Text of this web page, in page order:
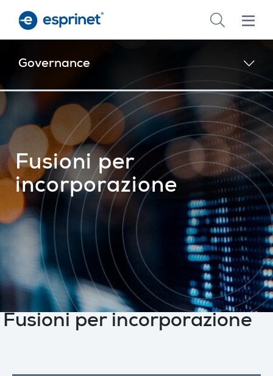
main
Fusioni per
incorporazione
Governance
Fusioni per incorporazione